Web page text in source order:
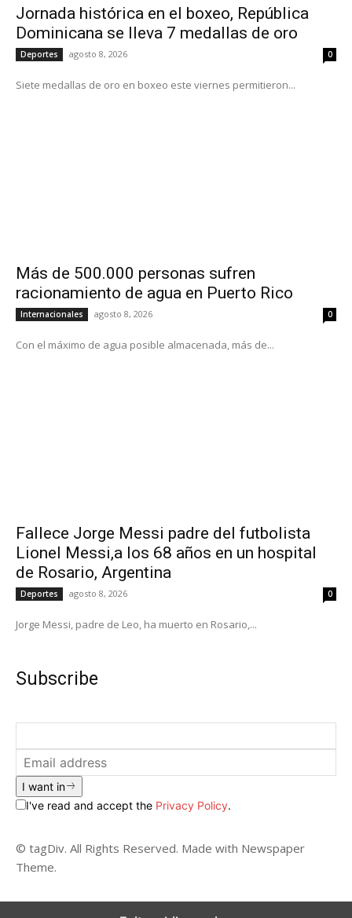
Jornada histórica en el boxeo, República
Dominicana se lleva 7 medallas de oro
Deportes agosto 8, 2026 0
Siete medallas de oro en boxeo este viernes permitieron...
Más de 500.000 personas sufren
racionamiento de agua en Puerto Rico
Internacionales agosto 8, 2026 0
Con el máximo de agua posible almacenada, más de...
Fallece Jorge Messi padre del futbolista
Lionel Messi,a los 68 años en un hospital
de Rosario, Argentina
Deportes agosto 8, 2026 0
Jorge Messi, padre de Leo, ha muerto en Rosario,...
Subscribe
I want in
I've read and accept the Privacy Policy.
© tagDiv. All Rights Reserved. Made with Newspaper
Theme.